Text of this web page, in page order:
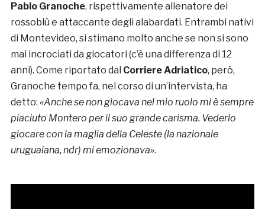
Pablo Granoche, rispettivamente allenatore dei
rossoblù e attaccante degli alabardati. Entrambi nativi
di Montevideo, si stimano molto anche se non si sono
mai incrociati da giocatori (c’è una differenza di 12
anni). Come riportato dal Corriere Adriatico, però,
Granoche tempo fa, nel corso di un’intervista, ha
detto: «Anche se non giocava nel mio ruolo mi è sempre
piaciuto Montero per il suo grande carisma. Vederlo
giocare con la maglia della Celeste (la nazionale
uruguaiana, ndr) mi emozionava».